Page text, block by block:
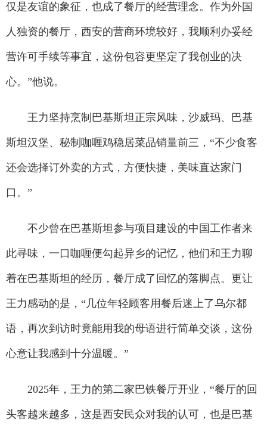
仅是友谊的象征，也成了餐厅的经营理念。作为外国
人独资的餐厅，西安的营商环境较好，我顺利办妥经
营许可手续等事宜，这份包容更坚定了我创业的决
心。”他说。
王力坚持烹制巴基斯坦正宗风味，沙威玛、巴基
斯坦汉堡、秘制咖喱鸡稳居菜品销量前三，“不少食客
还会选择订外卖的方式，方便快捷，美味直达家门
口。”
不少曾在巴基斯坦参与项目建设的中国工作者来
此寻味，一口咖喱便勾起异乡的记忆，他们和王力聊
着在巴基斯坦的经历，餐厅成了回忆的落脚点。更让
王力感动的是，“几位年轻顾客用餐后迷上了乌尔都
语，再次到访时竟能用我的母语进行简单交谈，这份
心意让我感到十分温暖。”
2025年，王力的第二家巴铁餐厅开业，“餐厅的回
头客越来越多，这是西安民众对我的认可，也是巴基